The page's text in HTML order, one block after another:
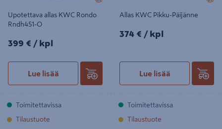
Upotettava allas KWC Rondo
Rndh451-O
399€/kpl
399 € / kpl
Lue lisää
Toimitettavissa
Tilaustuote
Allas KWC Pikku-Päijänne
374€/kpl
374 € / kpl
Lue lisää
Toimitettavissa
Tilaustuote